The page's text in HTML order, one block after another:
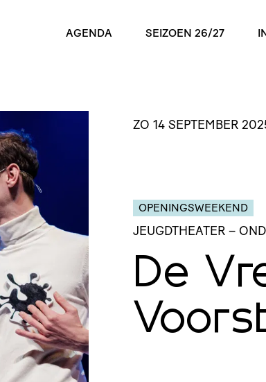
AGENDA SEIZOEN 26/27
ZO 14 SEPTEMBER
OPENINGSWEEKEND
JEUGDTHEATER –
De